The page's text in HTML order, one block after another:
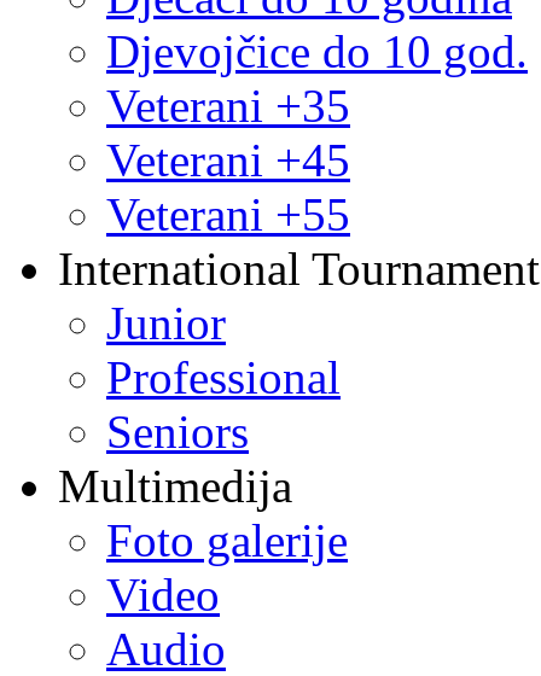
Djevojčice do 10 god.
Veterani +35
Veterani +45
Veterani +55
International
Junior
Professional
Seniors
Multimedija
Foto galerije
Video
Audio